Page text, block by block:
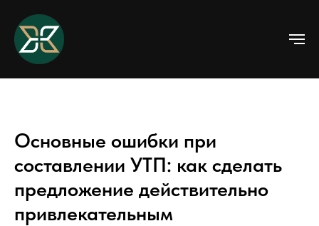
Основные ошибки при
составлении УТП: как сделать
предложение действительно
привлекательным